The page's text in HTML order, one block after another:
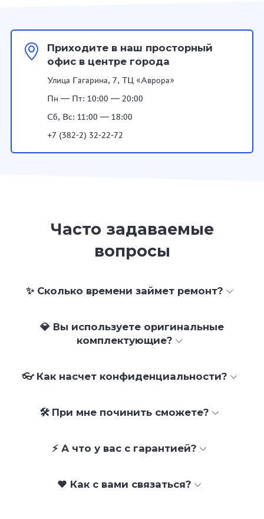
Приходите в наш просторный
офис в центре города
Улица Гагарина, 7, ТЦ «Аврора»
Пн — Пт: 10:00 — 20:00
Сб, Вс: 11:00 — 18:00
+7 (382-2) 32-22-72
Часто задаваемые
вопросы
✨ Сколько времени займет ремонт?
💎 Вы используете оригинальные
комплектующие?
👓 Как насчет конфиденциальности?
🛠 При мне починить сможете?
⚡ А что у вас с гарантией?
❤️ Как с вами связаться?